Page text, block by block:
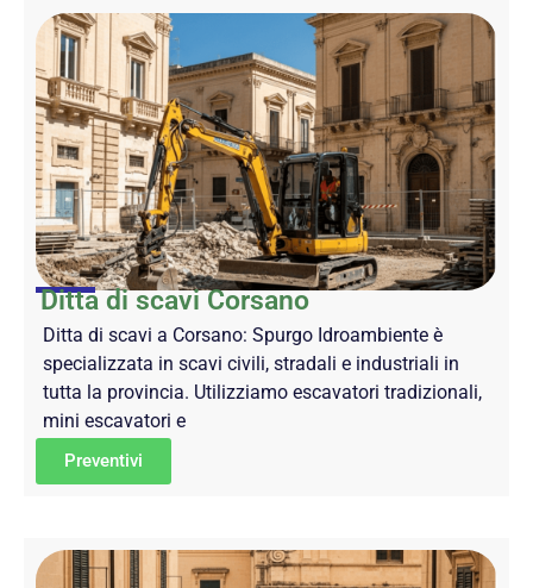
Ditta di scavi Corsano
Ditta di scavi a Corsano: Spurgo Idroambiente è
specializzata in scavi civili, stradali e industriali in
tutta la provincia. Utilizziamo escavatori tradizionali,
mini escavatori e
Preventivi